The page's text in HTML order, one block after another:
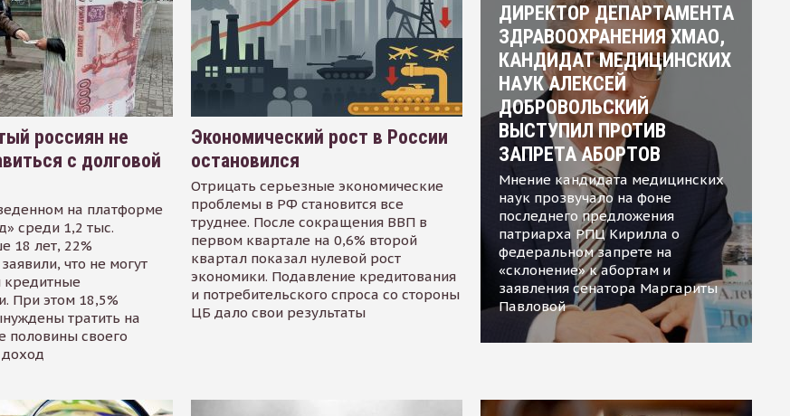
россиян не
с долговой
на платформе
среди 1,2 тыс.
18 лет, 22%
что не могут
кредитные
При этом 18,5%
тратить на
половины своего
Экономический рост в России
остановился
Отрицать серьезные экономические
проблемы в РФ становится все
труднее. После сокращения ВВП в
первом квартале на 0,6% второй
квартал показал нулевой рост
экономики. Подавление кредитования
и потребительского спроса со стороны
ЦБ дало свои результаты
ДИРЕКТОР ДЕПАРТАМЕНТА
ЗДРАВООХРАНЕНИЯ ХМАО,
КАНДИДАТ МЕДИЦИНСКИХ
НАУК АЛЕКСЕЙ
ДОБРОВОЛЬСКИЙ
ВЫСТУПИЛ ПРОТИВ
ЗАПРЕТА АБОРТОВ
Мнение кандидата медицинских
наук прозвучало на фоне
последнего предложения
патриарха РПЦ Кирилла о
федеральном запрете на
«склонение» к абортам и
заявления сенатора Маргариты
Павловой